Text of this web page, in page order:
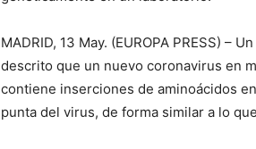
MADRID, 13 May. (EUROPA PRESS) –
descrito que un nuevo coronavirus en
contiene inserciones de aminoácidos
punta del virus, de forma similar a lo